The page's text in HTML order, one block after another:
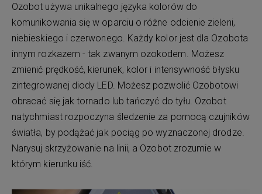
Ozobot używa unikalnego języka kolorów do
komunikowania się w oparciu o różne odcienie zieleni,
niebieskiego i czerwonego. Każdy kolor jest dla Ozobota
innym rozkazem - tak zwanym ozokodem. Możesz
zmienić prędkość, kierunek, kolor i intensywność błysku
zintegrowanej diody LED. Możesz pozwolić Ozobotowi
obracać się jak tornado lub tańczyć do tyłu. Ozobot
natychmiast rozpoczyna śledzenie za pomocą czujników
światła, by podążać jak pociąg po wyznaczonej drodze.
Narysuj skrzyżowanie na linii, a Ozobot zrozumie w
którym kierunku iść.